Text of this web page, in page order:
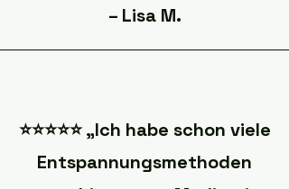
– Lisa M.
⭐️⭐️⭐️⭐️⭐️ „Ich habe schon viele
Entspannungsmethoden